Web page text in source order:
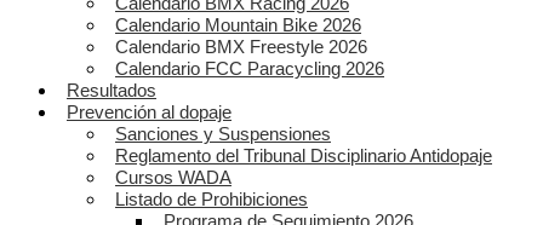
Calendario Mountain Bike 2026
Calendario BMX Freestyle 2026
Calendario FCC Paracycling 2026
Resultados
Prevención al dopaje
Sanciones y Suspensiones
Reglamento del Tribunal Disciplinario Antidopaje
Cursos WADA
Listado de Prohibiciones
Programa de Seguimiento 2026